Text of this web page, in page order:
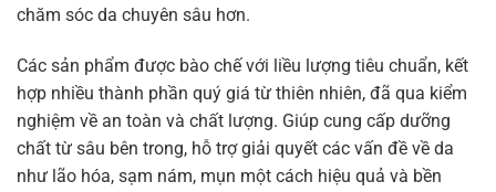
chăm sóc da chuyên sâu hơn.
Các sản phẩm được bào chế với liều lượng tiêu chuẩn, kết
hợp nhiều thành phần quý giá từ thiên nhiên, đã qua kiểm
nghiệm về an toàn và chất lượng. Giúp cung cấp dưỡng
chất từ sâu bên trong, hỗ trợ giải quyết các vấn đề về da
như lão hóa, sạm nám, mụn một cách hiệu quả và bền